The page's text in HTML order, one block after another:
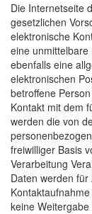
Die Internetseite
gesetzlichen
elektronische
eine
ebenfalls eine
elektronischen
betroffene
Kontakt mit dem
werden die von
freiwilliger Basis
Verarbeitung
Daten werden
keine